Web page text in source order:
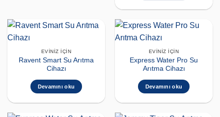
EVINIZ İÇIN
Ravent Smart Su Arıtma
Cihazı
Devamını oku
EVINIZ İÇIN
Express Water Pro Su
Arıtma Cihazı
Devamını oku